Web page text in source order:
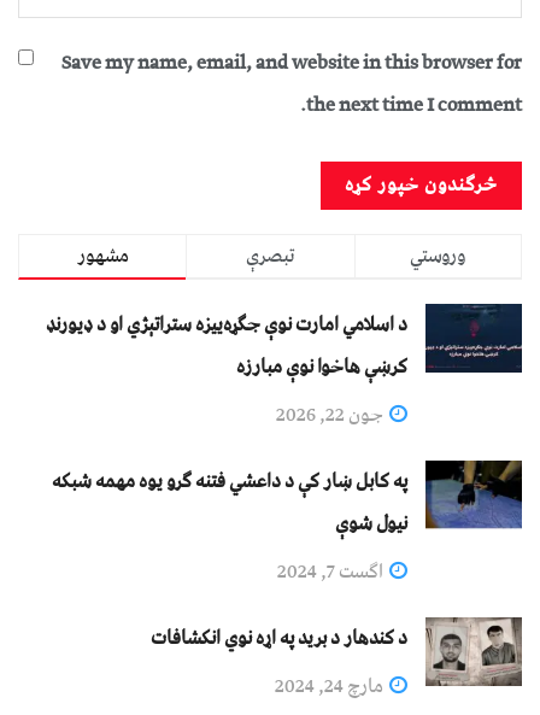
Save my name, email, and website in this browser for
the next time I comment.
مشهور تبصرې
وروستي
د اسلامي امارت نوې جګړه‌ییزه ستراتېژي او د ډیورنډ
کرښې هاخوا نوې مبارزه
جون 22, 2026
په کابل ښار کې د داعشي فتنه ګرو يوه مهمه شبکه
نيول شوې
اگست 7, 2024
د کندهار د برید په اړه نوي انکشافات
مارچ 24, 2024